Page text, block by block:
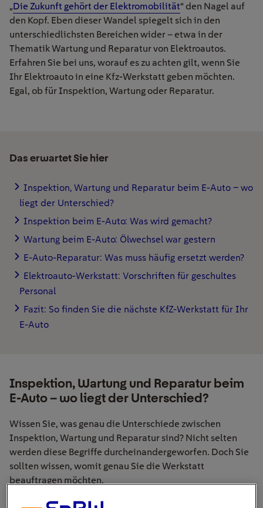
„Die Zukunft gehört der Elektromobilität“ den Nagel auf
den Kopf. Eben dieser Wandel spiegelt sich in den
unterschiedlichsten Bereichen wider – etwa in der
Thematik Wartung und Reparatur von Elektroautos.
Erfahren Sie bei uns, worauf es zu achten gilt, wenn Sie
Ihr Elektroauto in eine Kfz-Werkstatt geben möchten.
Egal, ob für Inspektion, Wartung oder Reparatur.
Das erwartet Sie hier
Inspektion, Wartung und Reparatur beim E-Auto – wo
liegt der Unterschied?
Inspektion beim E-Auto: Was wird gemacht?
Wartung beim E-Auto: Ölwechsel war gestern
E-Auto-Reparatur: Was muss häufig ersetzt werden?
Elektroauto-Werkstatt: Vorschriften für geschultes
Personal
Fazit: So finden Sie die nächste KfZ-Werkstatt für Ihr
E-Auto
Inspektion, Wartung und Reparatur beim
E-Auto – wo liegt der Unterschied?
Wissen Sie, was genau die Unterschiede zwischen
Inspektion, Wartung und Reparatur sind? Nicht selten
werden diese Begriffe durcheinandergeworfen. Doch Sie
sollten wissen, womit genau Sie die Werkstatt
beauftragen möchten.